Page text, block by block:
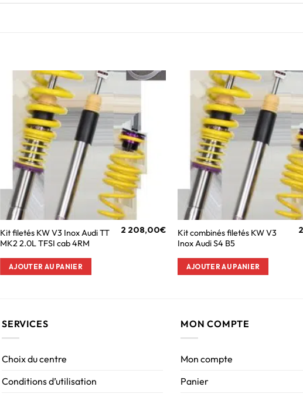
Kit filetés KW V3 Inox Audi TT
MK2 2.0L TFSI cab 4RM
2 208,00€
AJOUTER AU PANIER
Kit combinés filetés KW V3
Inox Audi S4 B5
AJOUTER AU PANIER
SERVICES
Choix du centre
Conditions d’utilisation
MON COMPTE
Mon compte
Panier